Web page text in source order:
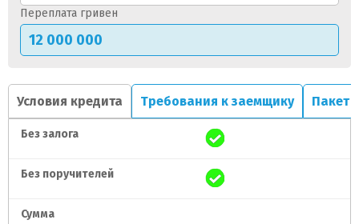
Переплата гривен
Условия кредита Требования к заемщику Пакет
Без залога
Без поручителей
Сумма